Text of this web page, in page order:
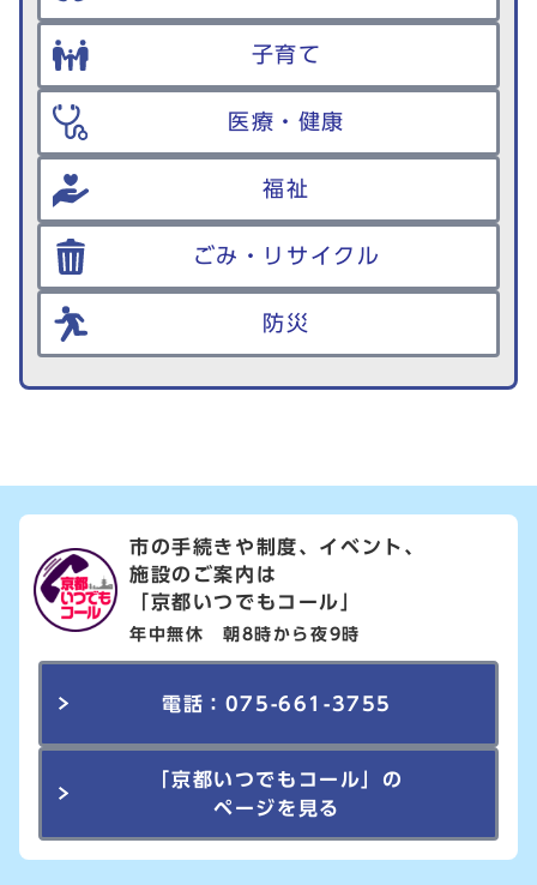
子育て
医療・健康
福祉
ごみ・リサイクル
防災
市の手続きや制度、イベント、
施設のご案内は
「京都いつでもコール」
年中無休 朝8時から夜9時
電話：075-661-3755
「京都いつでもコール」の
ページを見る